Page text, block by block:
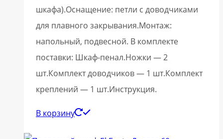
шкафа).Оснащение: петли с доводчиками
для плавного закрывания.Монтаж:
напольный, подвесной. В комплекте
поставки: Шкаф-пенал.Ножки — 2
шт.Комплект доводчиков — 1 шт.Комплект
креплений — 1 шт.Инструкция.
В корзину